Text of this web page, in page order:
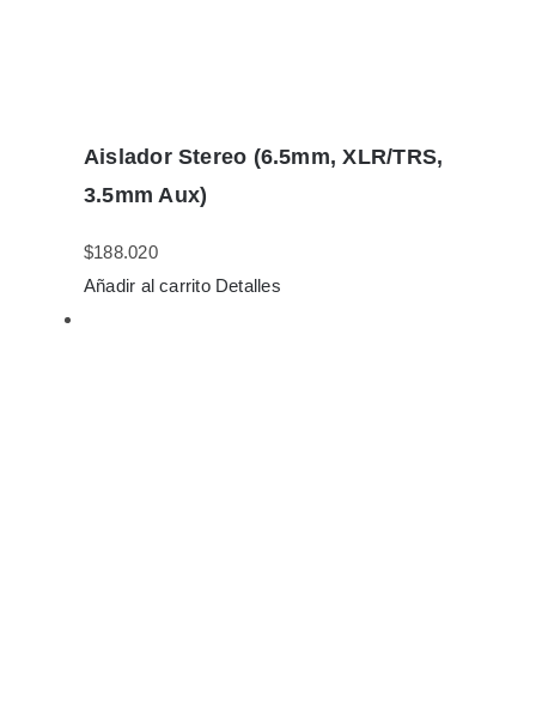
Aislador Stereo (6.5mm, XLR/TRS,
3.5mm Aux)
$188.020
Añadir al carrito Detalles